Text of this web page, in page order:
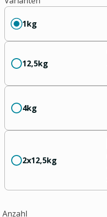
1kg
12,5kg
4kg
2x12,5kg
Anzahl